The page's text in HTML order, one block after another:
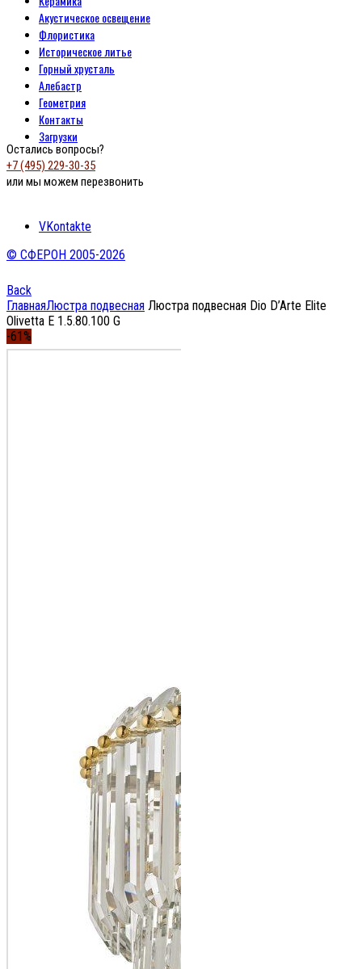
Акустическое освещение
Флористика
Историческое литье
Горный хрусталь
Алебастр
Геометрия
Контакты
Загрузки
Остались вопросы?
+7 (495) 229-30-35
или мы можем перезвонить
VKontakte
© СФЕРОН 2005-2026
Back
ГлавнаяЛюстра подвесная Люстра подвесная Dio D’Arte Elite
Olivetta E 1.5.80.100 G
-61%